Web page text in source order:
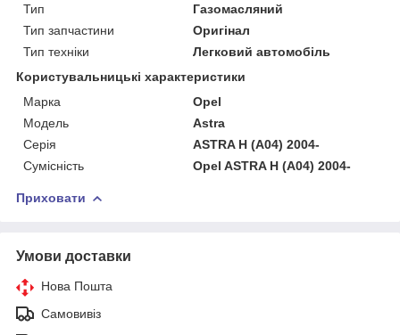
Тип
Газомасляний
Тип запчастини
Оригінал
Тип техніки
Легковий автомобіль
Користувальницькі характеристики
Марка
Opel
Мoдель
Astra
Серія
ASTRA H (A04) 2004-
Сумісність
Opel ASTRA H (A04) 2004-
Приховати
Умови доставки
Нова Пошта
Самовивіз